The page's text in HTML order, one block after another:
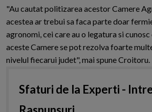
"Au cautat politizarea acestor Camere
acestea ar trebui sa faca parte doar
agronomi, cei care au o legatura si
aceste Camere se pot rezolva foarte
nivelul fiecarui judet", mai spune Croitoru.
Sfaturi de la Experti -